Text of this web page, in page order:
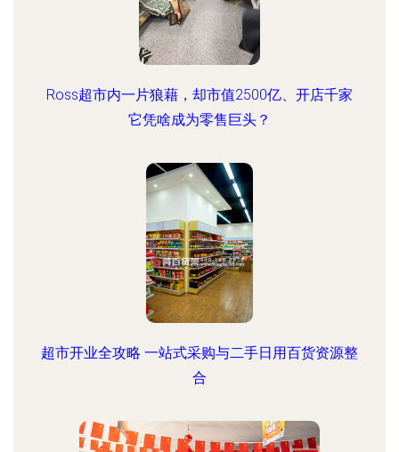
Ross超市内一片狼藉，却市值2500亿、开店千家
它凭啥成为零售巨头？
超市开业全攻略 一站式采购与二手日用百货资源整
合